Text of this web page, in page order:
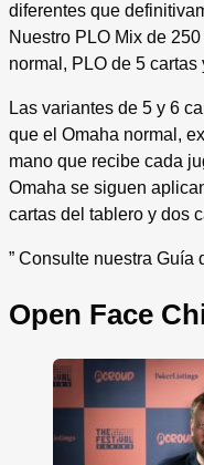
diferentes que
Nuestro PLO Mix de
normal, PLO de 5 cartas
Las variantes de 5 y 6
que el Omaha normal,
mano que recibe cada
Omaha se siguen
cartas del tablero y dos
” Consulte nuestra Guía
Open Face